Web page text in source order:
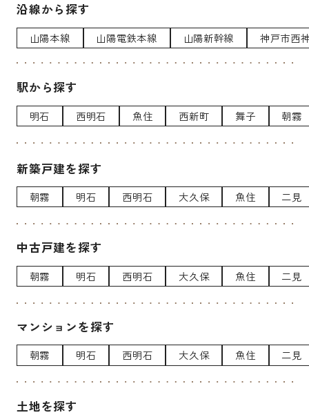
沿線から探す
山陽本線 山陽電鉄本線 山陽新幹線 神戸市西
駅から探す
明石 西明石 魚住 西新町 舞子 朝霧
新築戸建を探す
朝霧 明石 西明石 大久保 魚住 二見
中古戸建を探す
朝霧 明石 西明石 大久保 魚住 二見
マンションを探す
朝霧 明石 西明石 大久保 魚住 二見
土地を探す